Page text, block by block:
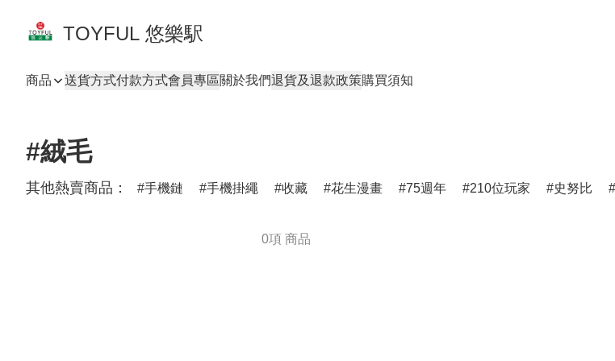
TOYFUL 悠樂駅
商品 送貨方式付款方式會員專區關於我們退貨及退款政策購買須知
#絨毛
其他熱賣商品： 手機鏈 手機掛繩 收藏 花生漫畫 75週年 210位玩家 史努比
0項 商品